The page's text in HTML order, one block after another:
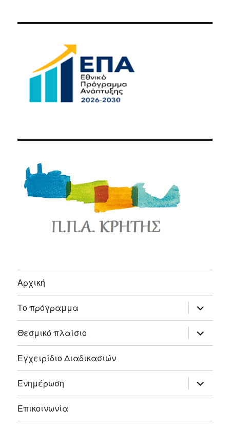
Αρχική
Το πρόγραμμα
expand
child
menu
Θεσμικό πλαίσιο
expand
child
menu
Εγχειρίδιο Διαδικασιών
Ενημέρωση
expand
child
menu
Επικοινωνία